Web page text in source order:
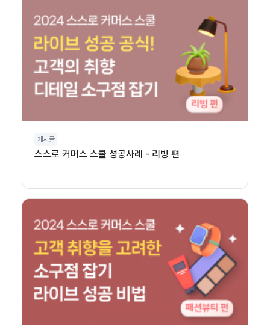
게시글
스스로 커머스 스쿨 성공사례 - 리빙 편